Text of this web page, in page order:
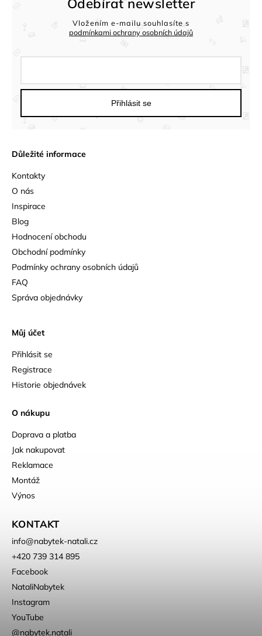
Důležité informace
Kontakty
O nás
Inspirace
Blog
Hodnocení obchodu
Obchodní podmínky
Podmínky ochrany osobních údajů
FAQ
Správa objednávky
Můj účet
Přihlásit se
Registrace
Historie objednávek
O nákupu
Doprava a platba
Jak nakupovat
Reklamace
Montáž
Výnos
KONTAKT
info@nabytek-natali.cz
+420 739 314 895
Facebook
NataliNabytek
Instagram
YouTube
@nabytek.natali
Vložením e-mailu souhlasíte s
podmínkami ochrany osobních údajů
Přihlásit se